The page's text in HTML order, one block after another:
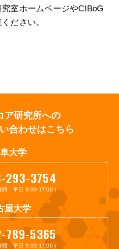
室ホームページやCIBoG
ださい。
ア研究所への
合わせはこちら
大学
293-3754
間：平日 9:00-17:00 )
屋大学
789-5365
間：平日 9:00-17:00 )